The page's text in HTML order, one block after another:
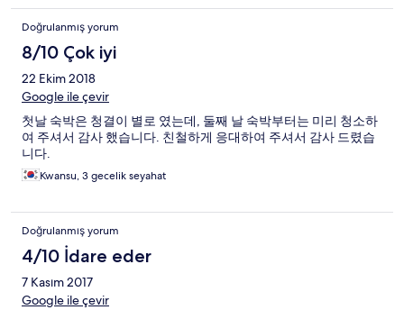
Doğrulanmış yorum
8/10 Çok iyi
22 Ekim 2018
Google ile çevir
첫날 숙박은 청결이 별로 였는데, 둘째 날 숙박부터는 미리 청소하
여 주셔서 감사 했습니다. 친철하게 응대하여 주셔서 감사 드렸습
니다.
Kwansu, 3 gecelik seyahat
Doğrulanmış yorum
4/10 İdare eder
7 Kasım 2017
Google ile çevir